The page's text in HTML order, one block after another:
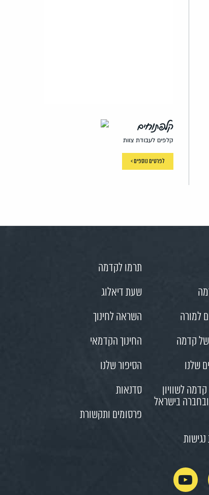
קלפתוחים
קלפים לעבודת צוות
לפרטים נוספים >
תרמו לקדמה
שעת דיאלוג
למורה
השראה לחינוך
קדמה
החינוך הקדמאי
שלנו
הסיפור שלנו
לשוויון
ובחברה בישראל
סדנאות
פרסומים ותקשורת